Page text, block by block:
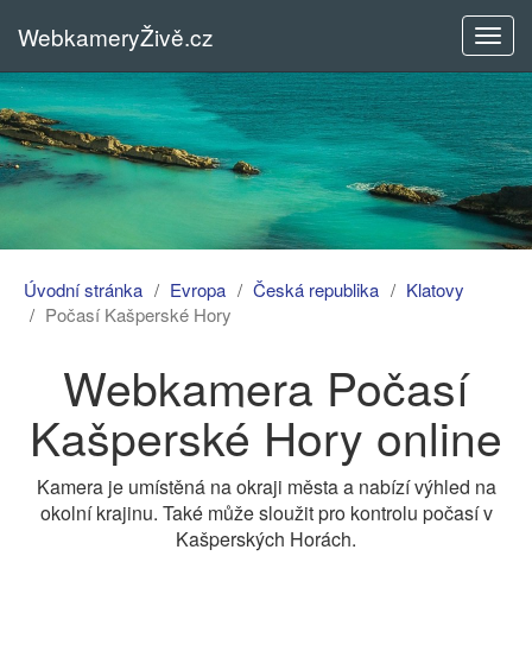
menu
WebkameryŽivě.cz
Úvodní stránka Evropa Česká republika
Klatovy
Počasí Kašperské Hory
Webkamera Počasí
Kašperské Hory online
Kamera je umístěná na okraji města a nabízí výhled na
okolní krajinu. Také může sloužit pro kontrolu počasí v
Kašperských Horách.